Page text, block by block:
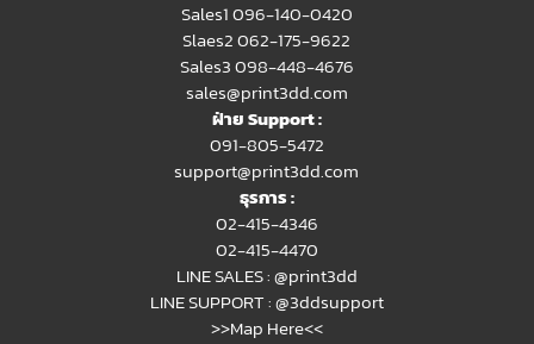
Sales1 096-140-0420
Slaes2062-175-9622
Sales3 098-448-4676
sales@print3dd.com
ฝ่าย Support :
091-805-5472
support@print3dd.com
ธุรการ :
02-415-4346
02-415-4470
LINE SALES :@print3dd
LINE SUPPORT :@3ddsupport
>>Map Here<<